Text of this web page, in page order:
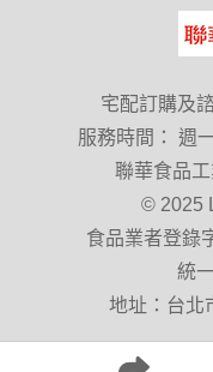
萬
夏威夷果 紅棗
好結果
寶咖咖 15g 全
乳清 豌豆 脆片
宅配訂購及
服務時間 ：
週
聯華食品
© 2025
食品業者登錄
統
地址：台北